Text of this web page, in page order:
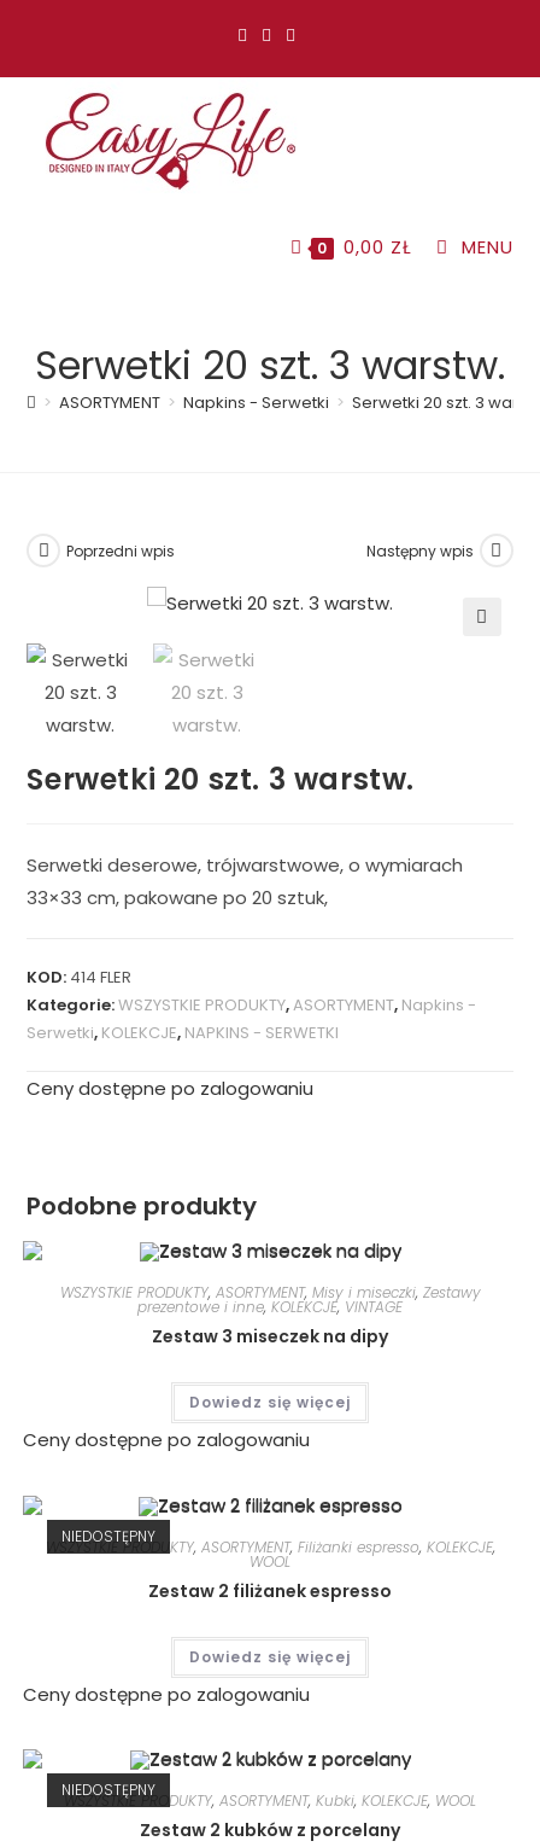
0 0,00 ZŁ MENU
Serwetki 20 szt. 3 warstw.
> ASORTYMENT > Napkins - Serwetki > Serwetki 20 szt. 3
Poprzedni wpis Następny wpis
Serwetki 20 szt. 3 warstw.
Serwetki deserowe, trójwarstwowe, o wymiarach
33×33 cm, pakowane po 20 sztuk,
KOD: 414 FLER
Kategorie:WSZYSTKIE PRODUKTY,ASORTYMENT, Napkins -
Serwetki, KOLEKCJE, NAPKINS - SERWETKI
Ceny dostępne po zalogowaniu
Podobne produkty
WSZYSTKIE PRODUKTY, ASORTYMENT, Misy i miseczki, Zestawy
prezentowe i inne, KOLEKCJE, VINTAGE
Zestaw 3 miseczek na dipy
Dowiedz się więcej
Ceny dostępne po zalogowaniu
NIEDOSTĘPNY
WSZYSTKIE PRODUKTY, ASORTYMENT, Filiżanki espresso, KOLEKCJE,
WOOL
Zestaw 2 filiżanek espresso
Dowiedz się więcej
Ceny dostępne po zalogowaniu
NIEDOSTĘPNY
WSZYSTKIE PRODUKTY, ASORTYMENT, Kubki, KOLEKCJE, WOOL
Zestaw 2 kubków z porcelany